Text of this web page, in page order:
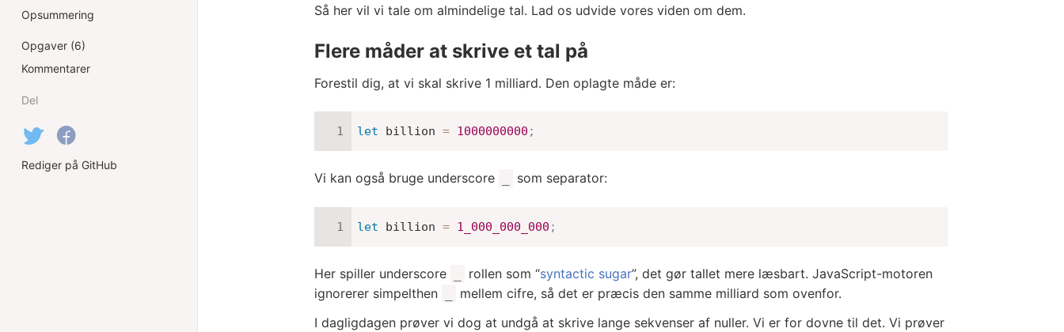
Så her vil vi tale om almindelige tal. Lad os udvide vores viden om dem.
Flere måder at skrive et tal på
Forestil dig, at vi skal skrive 1 milliard. Den oplagte måde er:
let billion = 1000000000 ;
Vi kan også bruge underscore som separator:
let billion = 1_000_000_000 ;
Her spiller underscore rollen som “syntactic sugar”, det gør tallet mere læsbart. JavaScript-motoren
ignorerer simpelthen
mellem cifre, så det er præcis den samme milliard som ovenfor.
I dagligdagen prøver vi dog at undgå at skrive lange sekvenser af nuller. Vi er for dovne til det. Vi prøver
Opsummering
Opgaver (6)
Kommentarer
Del
Rediger på GitHub